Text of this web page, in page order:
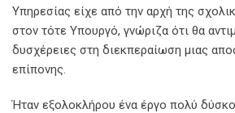
Υπηρεσίας είχε από την αρχή της
στον τότε Υπουργό, γνώριζα ότι θα
δυσχέρειες στη διεκπεραίωση μιας
επίπονης.
Ήταν εξολοκλήρου ένα έργο πολύ